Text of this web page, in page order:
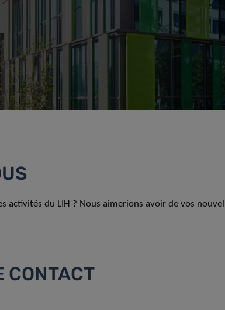
activités du LIH ? Nous aimerions avoir de vos
CONTACT